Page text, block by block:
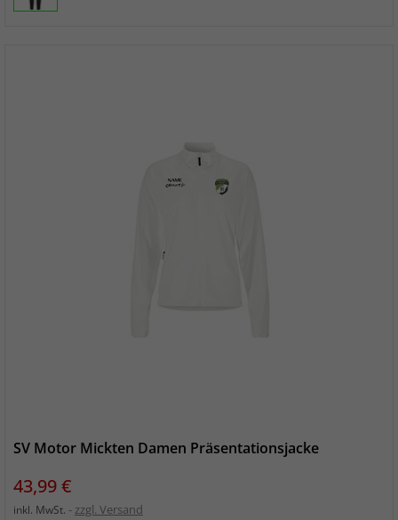
SV Motor Mickten Damen Präsentationsjacke
Preis
43,99 €
inkl. MwSt. zzgl. Versand